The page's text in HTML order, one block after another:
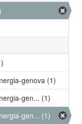
genova (1)
gen... (1)
gen... (1)